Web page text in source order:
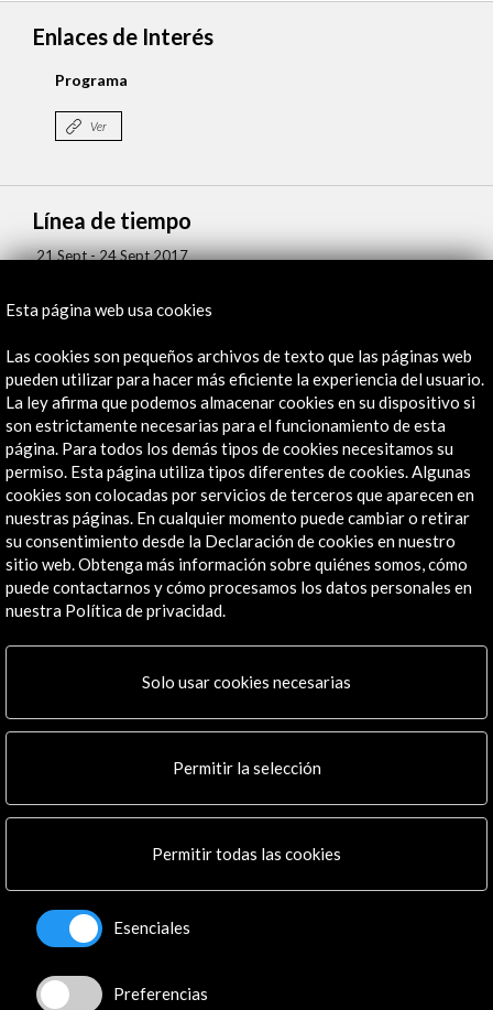
Enlaces de Interés
Programa
Ver
Línea de tiempo
21 Sept - 24 Sept 2017
Londres, Reino Unido
Recibe las últimas NOVEDADES
Suscríbete a nuestro boletín digital Ver último boletín
ALERTAS
Contacta
info@accioncultural.es
José Abascal, 4 - 4º
28003 Madrid, España
Canales de contacto
Esta página web usa cookies
Las cookies son pequeños archivos de texto que las páginas web
pueden utilizar para hacer más eficiente la experiencia del usuario.
La ley afirma que podemos almacenar cookies en su dispositivo si
son estrictamente necesarias para el funcionamiento de esta
página. Para todos los demás tipos de cookies necesitamos su
permiso. Esta página utiliza tipos diferentes de cookies. Algunas
cookies son colocadas por servicios de terceros que aparecen en
nuestras páginas. En cualquier momento puede cambiar o retirar
su consentimiento desde la Declaración de cookies en nuestro
sitio web. Obtenga más información sobre quiénes somos, cómo
puede contactarnos y cómo procesamos los datos personales en
nuestra Política de privacidad.
Solo usar cookies necesarias
Permitir la selección
Permitir todas las cookies
Esenciales
Preferencias